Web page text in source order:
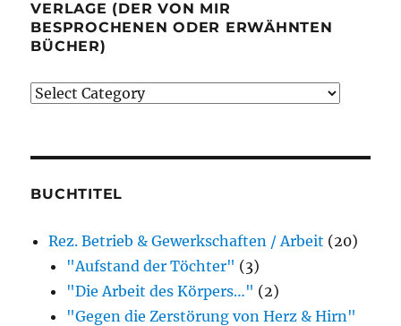
VERLAGE (DER VON MIR
BESPROCHENEN ODER ERWÄHNTEN
BÜCHER)
Verlage
besprochenen
erwähnten
Bücher)
BUCHTITEL
Rez. Betrieb & Gewerkschaften / Arbeit (20)
"Aufstand der Töchter" (3)
"Die Arbeit des Körpers…" (2)
"Gegen die Zerstörung von Herz & Hirn"